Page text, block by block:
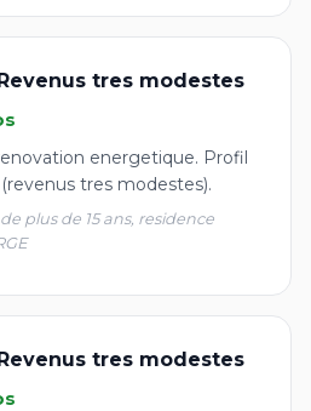
tres modestes
energetique. Profil
tres modestes).
plus de 15 ans, residence
tres modestes